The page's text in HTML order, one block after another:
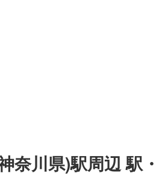
奈川県)駅周辺 駅